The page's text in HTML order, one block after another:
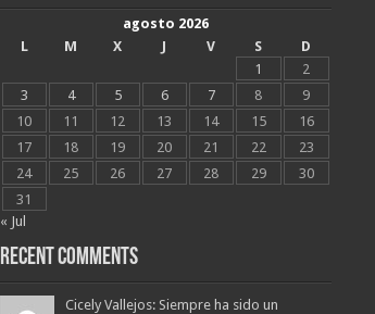
agosto 2026
L
M X J V S
D
1
2
3
4 5 6 7 8
9
10
11 12 13 14 15
16
17
18 19 20 21 22
23
24
25 26 27 28 29
30
31
« Jul
Recent Comments
Cicely Vallejos: Siempre ha sido un